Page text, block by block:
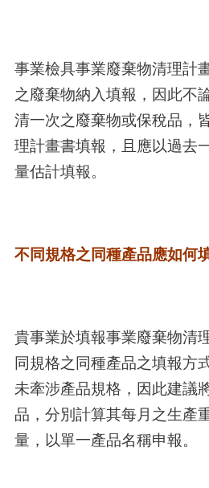
事業檢具事業廢棄物清理計
之廢棄物納入填報，因此不
清一次之廢棄物或保稅品，
理計畫書填報，且應以過去
量估計填報。
不同規格之同種產品應如何
貴事業於填報事業廢棄物清
同規格之同種產品之填報方
未牽涉產品規格，因此建議
品，分別計算其每月之生產
量，以單一產品名稱申報。